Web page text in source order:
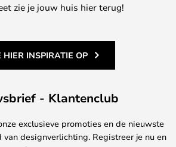
zie je jouw huis hier terug!
HIER INSPIRATIE OP
- Klantenclub
exclusieve promoties en de nieuwste
designverlichting. Registreer je nu en